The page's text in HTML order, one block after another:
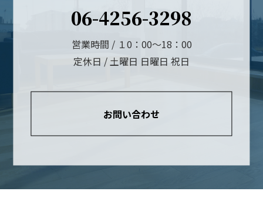
06-4256-3298
営業時間 / １0：00～18：00
定休日 / 土曜日 日曜日 祝日
お問い合わせ